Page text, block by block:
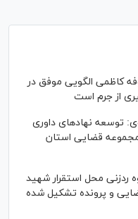
کاظمی الگویی موفق در
از جرم است
توسعه نهاد‌های داوری
مجموعه قضایی استان
ردزنی محل استقرار شهید
و پرونده تشکیل شده